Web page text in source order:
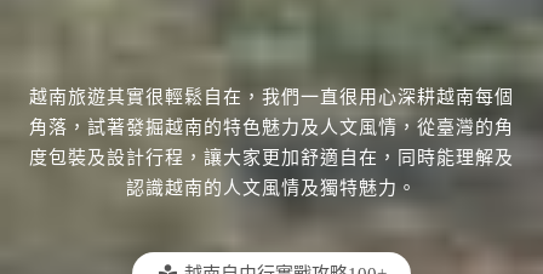
越南旅遊其實很輕鬆自在，我們一直很用心深耕越南每個
角落，試著發掘越南的特色魅力及人文風情，從臺灣的角
度包裝及設計行程，讓大家更加舒適自在，同時能理解及
認識越南的人文風情及獨特魅力。